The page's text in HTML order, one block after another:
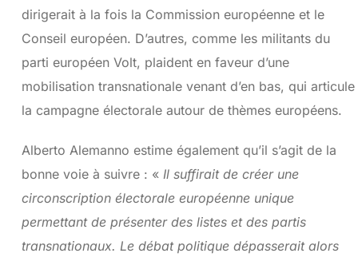
dirigerait à la fois la Commission européenne et le
Conseil européen. D’autres, comme les militants du
parti européen Volt, plaident en faveur d’une
mobilisation transnationale venant d’en bas, qui articule
la campagne électorale autour de thèmes européens.
Alberto Alemanno estime également qu’il s’agit de la
bonne voie à suivre : « Il suffirait de créer une
circonscription électorale européenne unique
permettant de présenter des listes et des partis
transnationaux. Le débat politique dépasserait alors